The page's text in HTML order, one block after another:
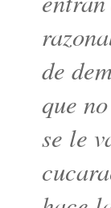
de
que
se le